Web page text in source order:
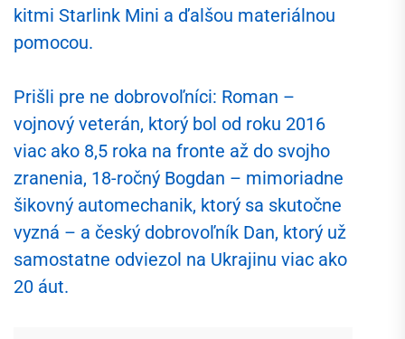
kitmi Starlink Mini a ďalšou materiálnou
pomocou.
Prišli pre ne dobrovoľníci: Roman –
vojnový veterán, ktorý bol od roku 2016
viac ako 8,5 roka na fronte až do svojho
zranenia, 18-ročný Bogdan – mimoriadne
šikovný automechanik, ktorý sa skutočne
vyzná – a český dobrovoľník Dan, ktorý už
samostatne odviezol na Ukrajinu viac ako
20 áut.